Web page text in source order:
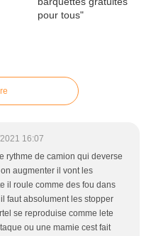
16:07
rythme de camion qui deverse
augmenter il vont les
il roule comme des fou dans
faut absolument les stopper
se reproduise comme lete
ou une mamie cest fait